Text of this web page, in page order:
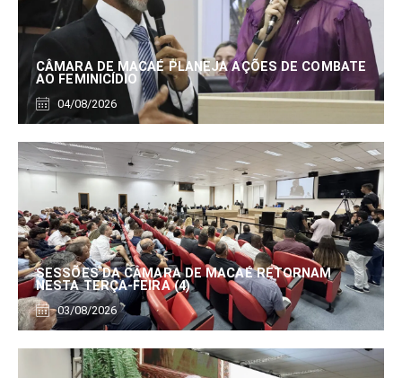
CÂMARA DE MACAÉ PLANEJA AÇÕES DE COMBATE
AO FEMINICÍDIO
04/08/2026
SESSÕES DA CÂMARA DE MACAÉ RETORNAM
NESTA TERÇA-FEIRA (4)
03/08/2026